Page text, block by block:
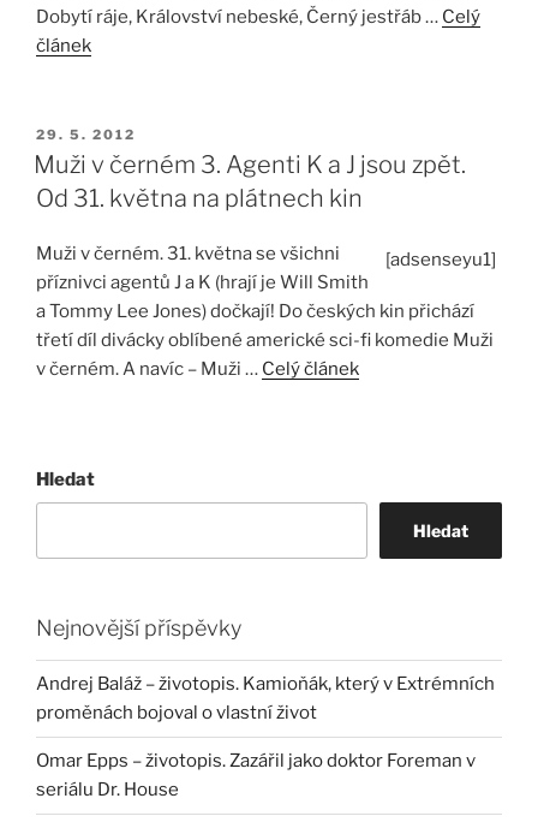
Dobytí ráje, Království nebeské, Černý jestřáb … Celý
článek
PUBLIKOVÁNO
29. 5. 2012
Muži v černém 3. Agenti K a J jsou zpět.
Od 31. května na plátnech kin
[adsenseyu1]
Muži v černém. 31. května se všichni
příznivci agentů J a K (hrají je Will Smith
a Tommy Lee Jones) dočkají! Do českých kin přichází
třetí díl divácky oblíbené americké sci-fi komedie Muži
v černém. A navíc – Muži … Celý článek
Hledat
Hledat
Nejnovější příspěvky
Andrej Baláž – životopis. Kamioňák, který v Extrémních
proměnách bojoval o vlastní život
Omar Epps – životopis. Zazářil jako doktor Foreman v
seriálu Dr. House